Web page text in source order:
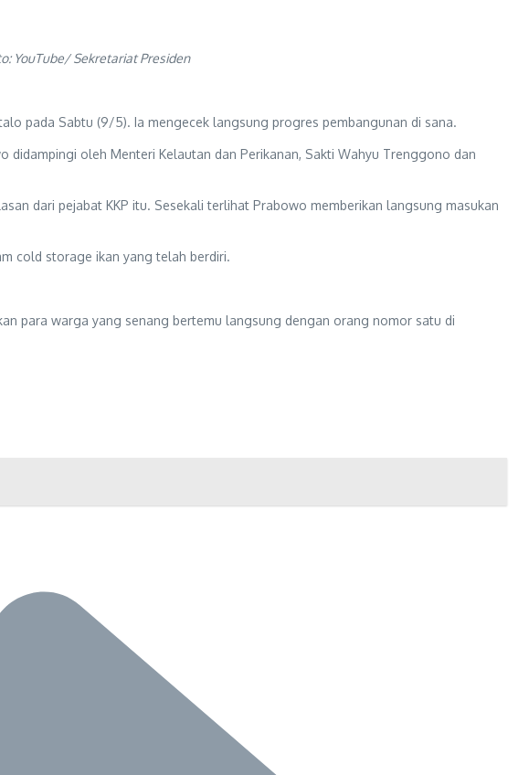
YouTube/ Sekretariat Presiden
pada Sabtu (9/5). Ia mengecek langsung progres pembangunan di sana.
oleh Menteri Kelautan dan Perikanan, Sakti Wahyu Trenggono dan
dari pejabat KKP itu. Sesekali terlihat Prabowo memberikan langsung masukan
cold storage ikan yang telah berdiri.
para warga yang senang bertemu langsung dengan orang nomor satu di